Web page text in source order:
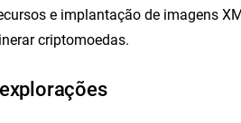
e implantação de imagens
criptomoedas.